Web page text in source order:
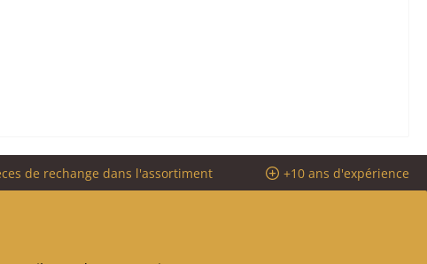
de rechange dans l'assortiment +10 ans d'expérience